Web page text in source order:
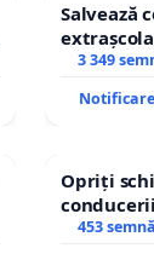
Salvează
copiilor
3 349
Opriți
453